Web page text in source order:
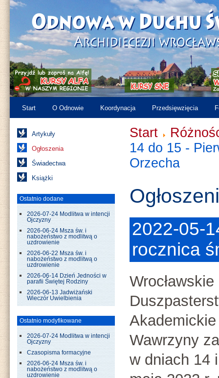
Start O Odnowie Koordynacja Przedsięwzięcia
Artykuły
Ogłoszenia
Świadectwa
Książki
Ostatnio dodane
2026-07-24 Modlitwa w intencji
Ojczyzny
2026-06-24 Msza św. i
nabożeństwo z modlitwą o
uzdrowienie
2026-06-22 Msza św. i
nabożeństwo z modlitwą o
uzdrowienie
2026-06-14 Dzień Jedności w
parafii Świętej Rodziny
2026-06-13 Jadwiżański
Wieczór Uwielbienia
Ostatnio modyfikowane
2026-07-24 Modlitwa w intencji
Ojczyzny
Czasopisma formacyjne
2026-06-24 Msza św. i
nabożeństwo z modlitwą o
uzdrowienie
Start
14 do 15 -
Orzecha
2022-05-
rocznica
Wrocławskie
Akademickie
Wawrzyny
w dniach 14